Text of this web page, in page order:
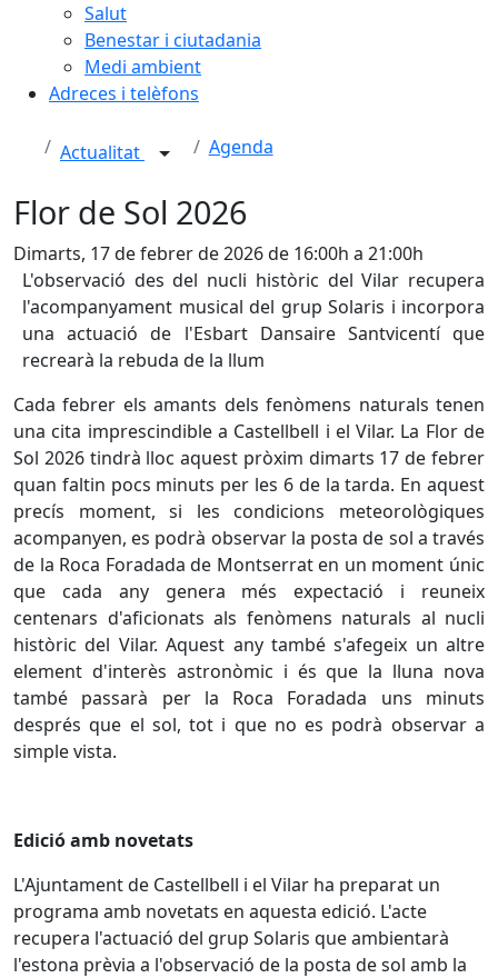
Salut
Benestar i ciutadania
Medi ambient
Adreces i telèfons
Actualitat Agenda
Flor de Sol 2026
Dimarts, 17 de febrer de 2026 de 16:00h a 21:00h
L'observació des del nucli històric del Vilar recupera
l'acompanyament musical del grup Solaris i incorpora
una actuació de l'Esbart Dansaire Santvicentí que
recrearà la rebuda de la llum
Cada febrer els amants dels fenòmens naturals tenen
una cita imprescindible a Castellbell i el Vilar. La Flor de
Sol 2026 tindrà lloc aquest pròxim dimarts 17 de febrer
quan faltin pocs minuts per les 6 de la tarda. En aquest
precís moment, si les condicions meteorològiques
acompanyen, es podrà observar la posta de sol a través
de la Roca Foradada de Montserrat en un moment únic
que cada any genera més expectació i reuneix
centenars d'aficionats als fenòmens naturals al nucli
històric del Vilar. Aquest any també s'afegeix un altre
element d'interès astronòmic i és que la lluna nova
també passarà per la Roca Foradada uns minuts
després que el sol, tot i que no es podrà observar a
simple vista.
Edició amb novetats
L'Ajuntament de Castellbell i el Vilar ha preparat un
programa amb novetats en aquesta edició. L'acte
recupera l'actuació del grup Solaris que ambientarà
l'estona prèvia a l'observació de la posta de sol amb la